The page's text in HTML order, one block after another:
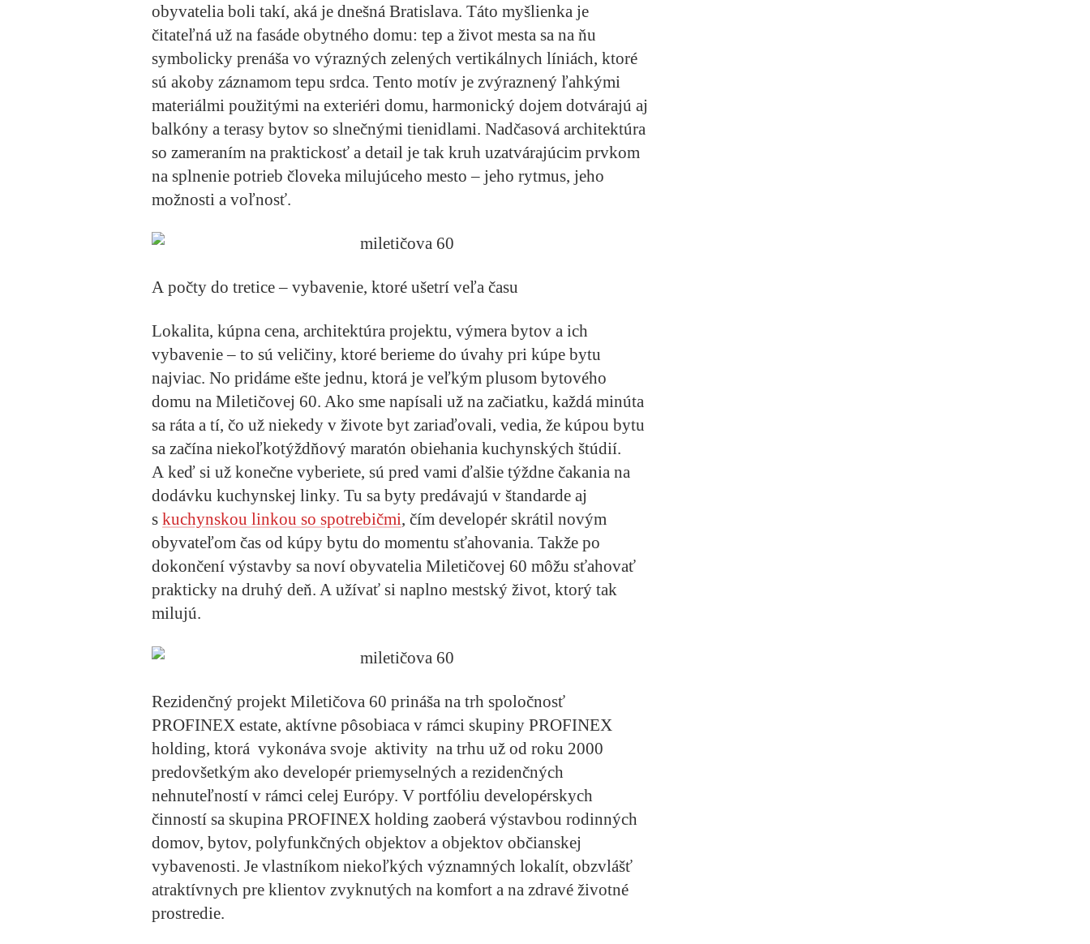
obyvatelia boli takí, aká je dnešná Bratislava. Táto myšlienka je
čitateľná už na fasáde obytného domu: tep a život mesta sa na ňu
symbolicky prenáša vo výrazných zelených vertikálnych líniách, ktoré
sú akoby záznamom tepu srdca. Tento motív je zvýraznený ľahkými
materiálmi použitými na exteriéri domu, harmonický dojem dotvárajú aj
balkóny a terasy bytov so slnečnými tienidlami. Nadčasová architektúra
so zameraním na praktickosť a detail je tak kruh uzatvárajúcim prvkom
na splnenie potrieb človeka milujúceho mesto – jeho rytmus, jeho
možnosti a voľnosť.
A počty do tretice – vybavenie, ktoré ušetrí veľa času
Lokalita, kúpna cena, architektúra projektu, výmera bytov a ich
vybavenie – to sú veličiny, ktoré berieme do úvahy pri kúpe bytu
najviac. No pridáme ešte jednu, ktorá je veľkým plusom bytového
domu na Miletičovej 60. Ako sme napísali už na začiatku, každá minúta
sa ráta a tí, čo už niekedy v živote byt zariaďovali, vedia, že kúpou bytu
sa začína niekoľkotýždňový maratón obiehania kuchynských štúdií.
A keď si už konečne vyberiete, sú pred vami ďalšie týždne čakania na
dodávku kuchynskej linky. Tu sa byty predávajú v štandarde aj
s kuchynskou linkou so spotrebičmi, čím developér skrátil novým
obyvateľom čas od kúpy bytu do momentu sťahovania. Takže po
dokončení výstavby sa noví obyvatelia Miletičovej 60 môžu sťahovať
prakticky na druhý deň. A užívať si naplno mestský život, ktorý tak
milujú.
Rezidenčný projekt Miletičova 60 prináša na trh spoločnosť
PROFINEX estate, aktívne pôsobiaca v rámci skupiny PROFINEX
holding, ktorá vykonáva svoje aktivity na trhu už od roku 2000
predovšetkým ako developér priemyselných a rezidenčných
nehnuteľností v rámci celej Európy. V portfóliu developérskych
činností sa skupina PROFINEX holding zaoberá výstavbou rodinných
domov, bytov, polyfunkčných objektov a objektov občianskej
vybavenosti. Je vlastníkom niekoľkých významných lokalít, obzvlášť
atraktívnych pre klientov zvyknutých na komfort a na zdravé životné
prostredie.